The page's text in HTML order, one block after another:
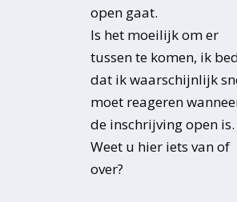
open gaat.
Is het moeilijk om er
tussen te komen, ik
dat ik waarschijnlijk
moet reageren
de inschrijving open is.
Weet u hier iets van of
over?